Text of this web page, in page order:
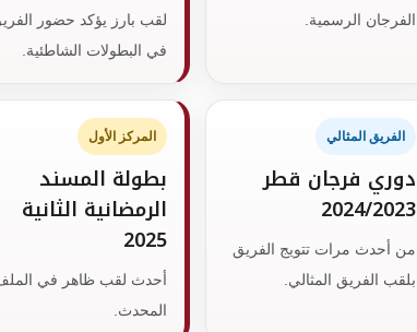
الفرجان الرسمية.
لقب بارز يؤكد حضور
في البطولات الشاطئية.
الفريق المثالي
دوري فرجان قطر
2024/2023
من أحدث مرات تتويج الفريق
بلقب الفريق المثالي.
المركز الأول
بطولة المسند
الرمضانية الثانية
2025
أحدث لقب ظاهر في
المحدث.